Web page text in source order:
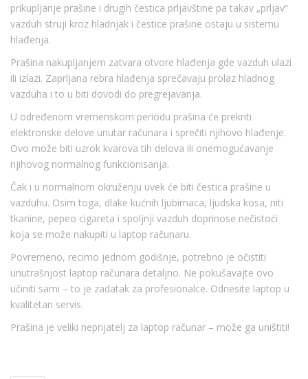
prikupljanje prašine i drugih čestica prljavštine pa takav „prljav“
vazduh struji kroz hladnjak i čestice prašine ostaju u sistemu
hlađenja.
Prašina nakupljanjem zatvara otvore hlađenja gde vazduh ulazi
ili izlazi. Zaprljana rebra hlađenja sprečavaju prolaz hladnog
vazduha i to u biti dovodi do pregrejavanja.
U određenom vremenskom periodu prašina će prekriti
elektronske delove unutar računara i sprečiti njihovo hlađenje.
Ovo može biti uzrok kvarova tih delova ili onemogućavanje
njihovog normalnog funkcionisanja.
Čak i u normalnom okruženju uvek će biti čestica prašine u
vazduhu. Osim toga, dlake kućnih ljubimaca, ljudska kosa, niti
tkanine, pepeo cigareta i spoljnji vazduh doprinose nečistoći
koja se može nakupiti u laptop računaru.
Povremeno, recimo jednom godišnje, potrebno je očistiti
unutrašnjost laptop računara detaljno. Ne pokušavajte ovo
učiniti sami – to je zadatak za profesionalce. Odnesite laptop u
kvalitetan servis.
Prašina je veliki neprijatelj za laptop računar – može ga uništiti!